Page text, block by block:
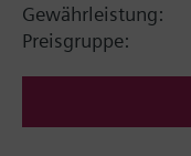
Gewährleistung:
Preisgruppe: